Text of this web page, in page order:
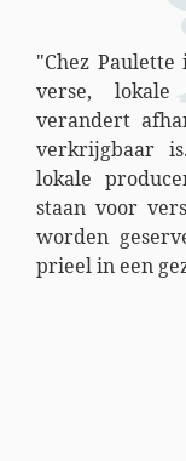
"Chez
verse, lokale
verandert
verkrijgbaar
lokale
staan voor
worden
prieel in een